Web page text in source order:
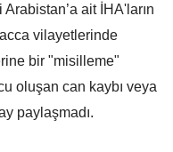
ait İHA'ların
vilayetlerinde
bir "misilleme"
oluşan can kaybı veya
paylaşmadı.